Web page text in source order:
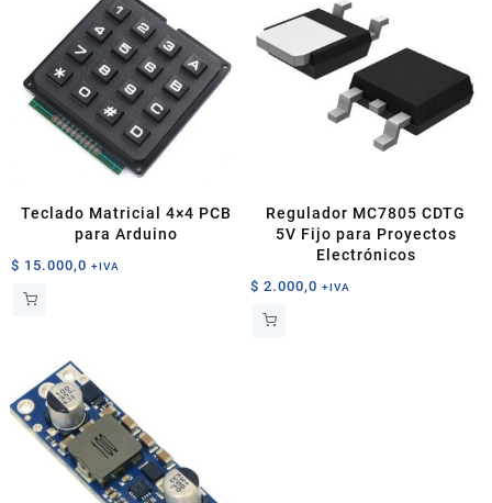
Teclado Matricial 4×4 PCB
para Arduino
$ 15.000,0 +IVA
Regulador MC7805 CDTG
5V Fijo para Proyectos
Electrónicos
$ 2.000,0 +IVA